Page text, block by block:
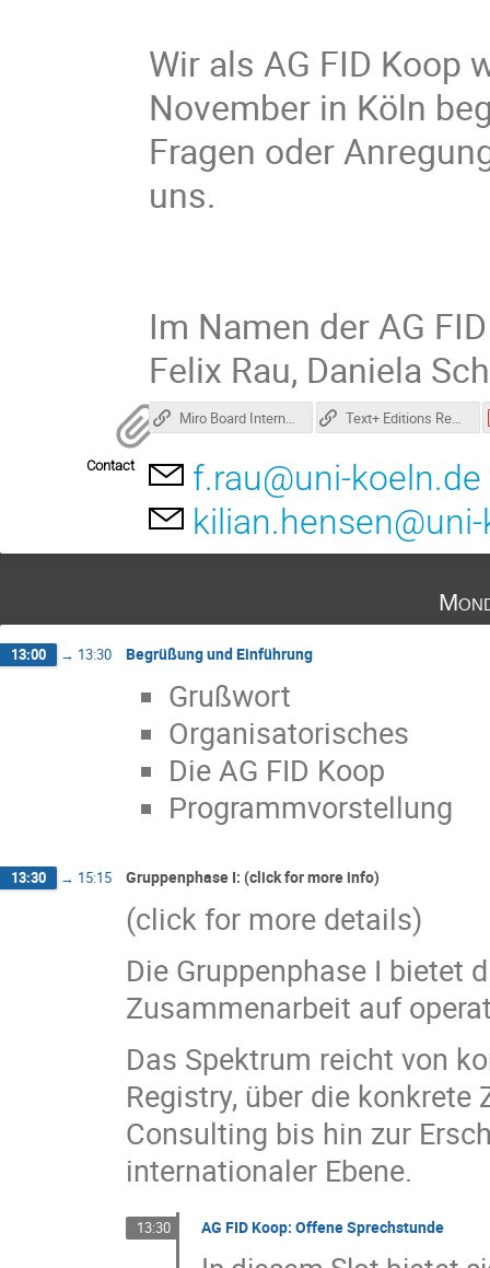
Wir als AG FID Koop
November in Köln
Fragen oder
uns.
Im Namen der AG
Felix Rau, Daniela
Miro Board Internationalisierung Text+ Editions Registry: Minimaleintrag [aktiv]
Contact
f.rau@uni-koeln.de
13:00 → 13:30 Begrüßung und Einführung
Grußwort
Organisatorisches
Die AG FID Koop
Programmvorstellung
13:30 → 15:15 Gruppenphase I: (click for more info)
(click for more details)
Die Gruppenphase I bietet
Zusammenarbeit auf
Das Spektrum reicht von
Registry, über die
Consulting bis hin zur
internationaler Ebene.
13:30 AG FID Koop: Offene Sprechstunde